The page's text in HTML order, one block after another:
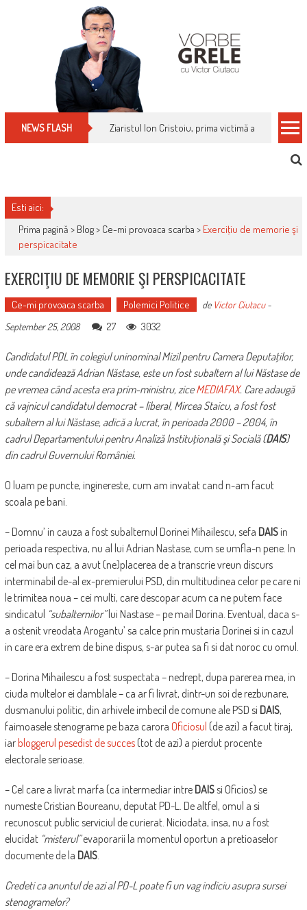
NEWS FLASH Ziaristul Ion Cristoiu, prima victimă a noi
Esti aici:
Prima pagină > Blog> Ce-mi provoaca scarba > Exerciţiu de memorie şi
perspicacitate
EXERCIŢIU DE MEMORIE ŞI PERSPICACITATE
Ce-mi provoaca scarba Polemici Politice de Victor Ciutacu-
September 25, 2008
27 3032
Candidatul PDL în colegiul uninominal Mizil pentru Camera Deputaţilor,
unde candidează Adrian Năstase, este un fost subaltern al lui Năstase de
pe vremea când acesta era prim-ministru, ziceMEDIAFAX. Care adaugă
că vajnicul candidatul democrat – liberal, Mircea Staicu, a fost fost
subaltern al lui Năstase, adică a lucrat, în perioada 2000 – 2004, în
cadrul Departamentului pentru Analiză Instituţională şi Socială (DAIS)
din cadrul Guvernului României.
O luam pe puncte, inginereste, cum am invatat cand n-am facut
scoala pe bani.
– Domnu’ in cauza a fost subalternul Dorinei Mihailescu, sefa DAISin
perioada respectiva, nu al lui Adrian Nastase, cum se umfla-n pene. In
cel mai bun caz, a avut (ne)placerea de a transcrie vreun discurs
interminabil de-al ex-premierului PSD, din multitudinea celor pe care ni
le trimitea noua – cei multi, care descopar acum ca ne putem face
sindicatul “subalternilor”lui Nastase – pe mail Dorina. Eventual, daca s-
a ostenit vreodata Arogantu’ sa calce prin mustaria Dorinei si in cazul
in care era extrem de bine dispus, s-ar putea sa fi si dat noroc cu omul.
– Dorina Mihailescu a fost suspectata – nedrept, dupa parerea mea, in
ciuda multelor ei damblale – ca ar fi livrat, dintr-un soi de rezbunare,
dusmanului politic, din arhivele imbecil de comune ale PSD si DAIS,
faimoasele stenograme pe baza carora Oficiosul (de azi) a facut tiraj,
iar bloggerul pesedist de succes(tot de azi) a pierdut procente
electorale serioase.
– Cel care a livrat marfa (ca intermediar intre DAISsi Oficios) se
numeste Cristian Boureanu, deputat PD-L. De altfel, omul a si
recunoscut public serviciul de curierat. Niciodata, insa, nu a fost
elucidat “misterul”evaporarii la momentul oportun a pretioaselor
documente de la DAIS.
Credeti ca anuntul de azi al PD-L poate fi un vag indiciu asupra sursei
stenogramelor?